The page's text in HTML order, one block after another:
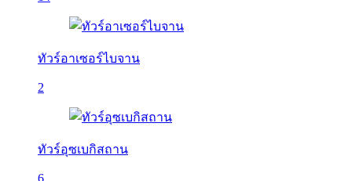
ทัวร์อาเซอร์ไบจาน
2
ทัวร์อุซเบกิสถาน
6